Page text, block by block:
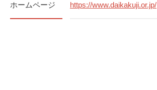
ホームページ https://www.daikakuji.or.jp/